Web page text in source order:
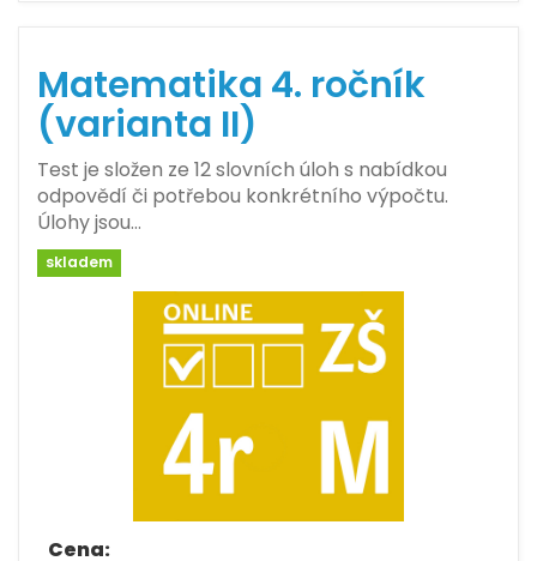
Matematika 4. ročník
(varianta II)
Test je složen ze 12 slovních úloh s nabídkou
odpovědí či potřebou konkrétního výpočtu.
Úlohy jsou…
skladem
Cena: